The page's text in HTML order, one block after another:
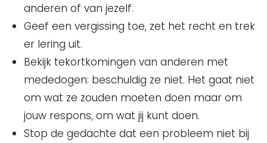
anderen of van jezelf.
Geef een vergissing toe, zet het recht en trek
er lering uit.
Bekijk tekortkomingen van anderen met
mededogen: beschuldig ze niet. Het gaat niet
om wat ze zouden moeten doen maar om
jouw respons, om wat jij kunt doen.
Stop de gedachte dat een probleem niet bij